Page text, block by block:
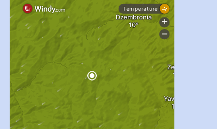
pimrec_project